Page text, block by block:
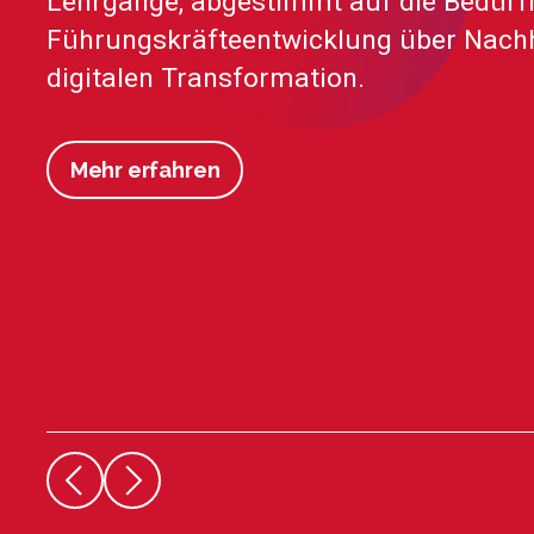
Führungskräfte­entwicklung über
digitalen Transformation.
Mehr erfahren